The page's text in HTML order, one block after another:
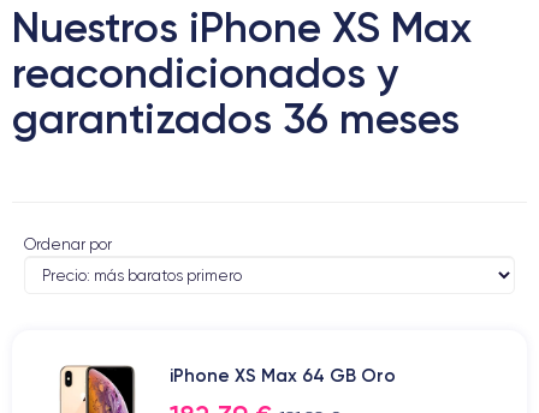
Nuestros iPhone XS Max
reacondicionados y
garantizados 36 meses
Ordenar por
iPhone XS Max 64 GB Oro